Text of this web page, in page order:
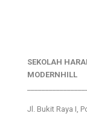
SEKOLAH
MODERNHILL
Jl. Bukit Raya I,